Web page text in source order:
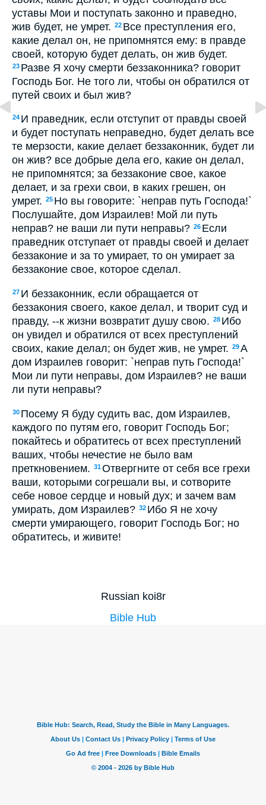
уставы Мои и поступать законно и праведно,
жив будет, не умрет. 22 Все преступления его,
какие делал он, не припомнятся ему: в правде
своей, которую будет делать, он жив будет.
23 Разве Я хочу смерти беззаконника? говорит
Господь Бог. Не того ли, чтобы он обратился от
путей своих и был жив?
24 И праведник, если отступит от правды своей
и будет поступать неправедно, будет делать все
те мерзости, какие делает беззаконник, будет ли
он жив? все добрые дела его, какие он делал,
не припомнятся; за беззаконие свое, какое
делает, и за грехи свои, в каких грешен, он
умрет. 25 Но вы говорите: `неправ путь Господа!`
Послушайте, дом Израилев! Мой ли путь
неправ? не ваши ли пути неправы? 26 Если
праведник отступает от правды своей и делает
беззаконие и за то умирает, то он умирает за
беззаконие свое, которое сделал.
27 И беззаконник, если обращается от
беззакония своего, какое делал, и творит суд и
правду, --к жизни возвратит душу свою. 28 Ибо
он увидел и обратился от всех преступлений
своих, какие делал; он будет жив, не умрет. 29А
дом Израилев говорит: `неправ путь Господа!`
Мои ли пути неправы, дом Израилев? не ваши
ли пути неправы?
30 Посему Я буду судить вас, дом Израилев,
каждого по путям его, говорит Господь Бог;
покайтесь и обратитесь от всех преступлений
ваших, чтобы нечестие не было вам
преткновением. 31Отвергните от себя все грехи
ваши, которыми согрешали вы, и сотворите
себе новое сердце и новый дух; и зачем вам
умирать, дом Израилев? 32 Ибо Я не хочу
смерти умирающего, говорит Господь Бог; но
обратитесь, и живите!
Russian koi8r
Bible Hub